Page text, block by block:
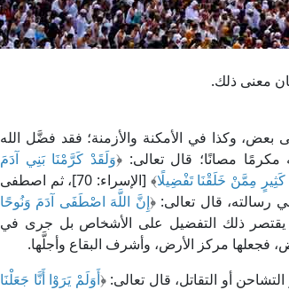
معنى ذلك.
وكذا في الأمكنة والأزمنة؛ فقد فضَّل الله
مصانًا؛ قال تعالى: ﴿وَلَقَدْ كَرَّمْنَا بَنِي آدَمَ
مِمَّنْ خَلَقْنَا تَفْضِيلًا
﴾ [الإسراء: 70]، ثم اصطفى
رسالته، قال تعالى: ﴿إِنَّ اللَّهَ اصْطَفَى آدَمَ وَنُوحًا
33]، ولم يقتصر ذلك التفضيل على الأشخاص بل جرى في
فجعلها مركز الأرض، وأشرف البقاع وأجلَّها.
أو التقاتل، قال تعالى: ﴿أَوَلَمْ يَرَوْا أَنَّا جَعَلْنَا